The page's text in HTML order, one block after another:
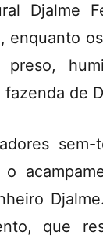
Djalme
enquanto
fazenda de
o
que